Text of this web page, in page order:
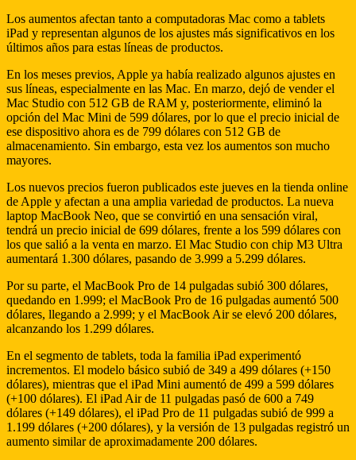
Los aumentos afectan tanto a computadoras Mac como a tablets
iPad y representan algunos de los ajustes más significativos en los
últimos años para estas líneas de productos.
En los meses previos, Apple ya había realizado algunos ajustes en
sus líneas, especialmente en las Mac. En marzo, dejó de vender el
Mac Studio con 512 GB de RAM y, posteriormente, eliminó la
opción del Mac Mini de 599 dólares, por lo que el precio inicial de
ese dispositivo ahora es de 799 dólares con 512 GB de
almacenamiento. Sin embargo, esta vez los aumentos son mucho
mayores.
Los nuevos precios fueron publicados este jueves en la tienda online
de Apple y afectan a una amplia variedad de productos. La nueva
laptop MacBook Neo, que se convirtió en una sensación viral,
tendrá un precio inicial de 699 dólares, frente a los 599 dólares con
los que salió a la venta en marzo. El Mac Studio con chip M3 Ultra
aumentará 1.300 dólares, pasando de 3.999 a 5.299 dólares.
Por su parte, el MacBook Pro de 14 pulgadas subió 300 dólares,
quedando en 1.999; el MacBook Pro de 16 pulgadas aumentó 500
dólares, llegando a 2.999; y el MacBook Air se elevó 200 dólares,
alcanzando los 1.299 dólares.
En el segmento de tablets, toda la familia iPad experimentó
incrementos. El modelo básico subió de 349 a 499 dólares (+150
dólares), mientras que el iPad Mini aumentó de 499 a 599 dólares
(+100 dólares). El iPad Air de 11 pulgadas pasó de 600 a 749
dólares (+149 dólares), el iPad Pro de 11 pulgadas subió de 999 a
1.199 dólares (+200 dólares), y la versión de 13 pulgadas registró un
aumento similar de aproximadamente 200 dólares.